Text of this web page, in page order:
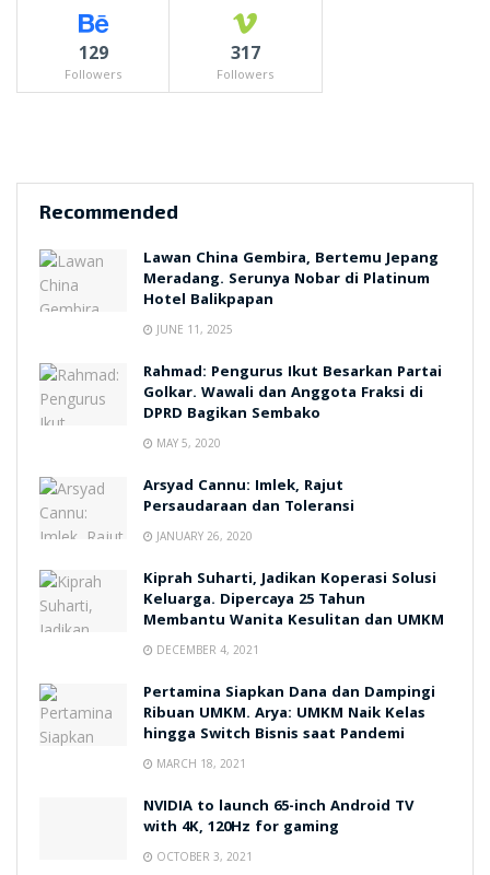
129
Followers
317
Followers
Recommended
Lawan China Gembira, Bertemu Jepang
Meradang. Serunya Nobar di Platinum
Hotel Balikpapan
JUNE 11, 2025
Rahmad: Pengurus Ikut Besarkan Partai
Golkar. Wawali dan Anggota Fraksi di
DPRD Bagikan Sembako
MAY 5, 2020
Arsyad Cannu: Imlek, Rajut
Persaudaraan dan Toleransi
JANUARY 26, 2020
Kiprah Suharti, Jadikan Koperasi Solusi
Keluarga. Dipercaya 25 Tahun
Membantu Wanita Kesulitan dan UMKM
DECEMBER 4, 2021
Pertamina Siapkan Dana dan Dampingi
Ribuan UMKM. Arya: UMKM Naik Kelas
hingga Switch Bisnis saat Pandemi
MARCH 18, 2021
NVIDIA to launch 65-inch Android TV
with 4K, 120Hz for gaming
OCTOBER 3, 2021